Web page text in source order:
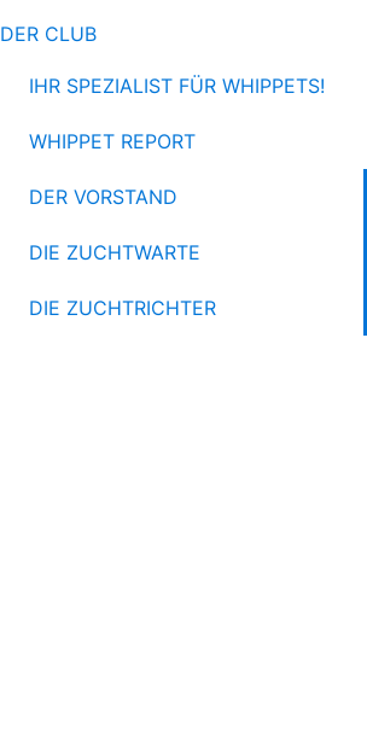
DER CLUB
IHR SPEZIALIST FÜR WHIPPETS!
WHIPPET REPORT
DER VORSTAND
DIE ZUCHTWARTE
DIE ZUCHTRICHTER